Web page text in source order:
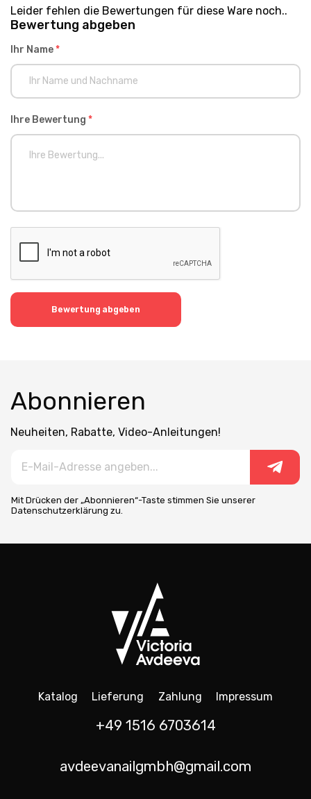
Leider fehlen die Bewertungen für diese Ware noch..
Bewertung abgeben
Ihr Name*
Ihre Bewertung *
Bewertung abgeben
Abonnieren
Neuheiten, Rabatte, Video-Anleitungen!
Mit Drücken der „Abonnieren“-Taste stimmen Sie unserer
Datenschutzerklärung zu.
Katalog Lieferung Zahlung Impressum
+49 1516 6703614
avdeevanailgmbh@gmail.com